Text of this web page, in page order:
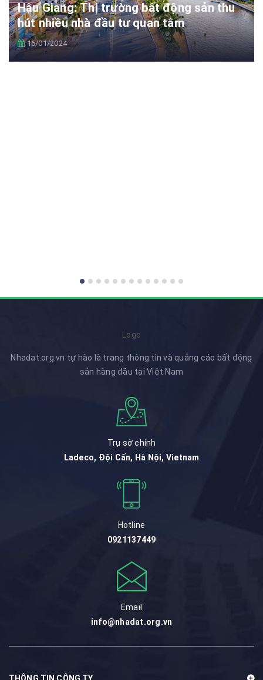
Hậu Giang: Thị trường bất động sản thu
hút nhiều nhà đầu tư quan tâm
16/01/2024
Logo
Nhadat.org.vn tự hào là trang thông tin và quảng cáo bất động
sản hàng đầu tại Việt Nam
Trụ sở chính
Ladeco, Đội Cấn, Hà Nội, Vietnam
Hotline
0921137449
Email
info@nhadat.org.vn
THÔNG TIN CÔNG TY